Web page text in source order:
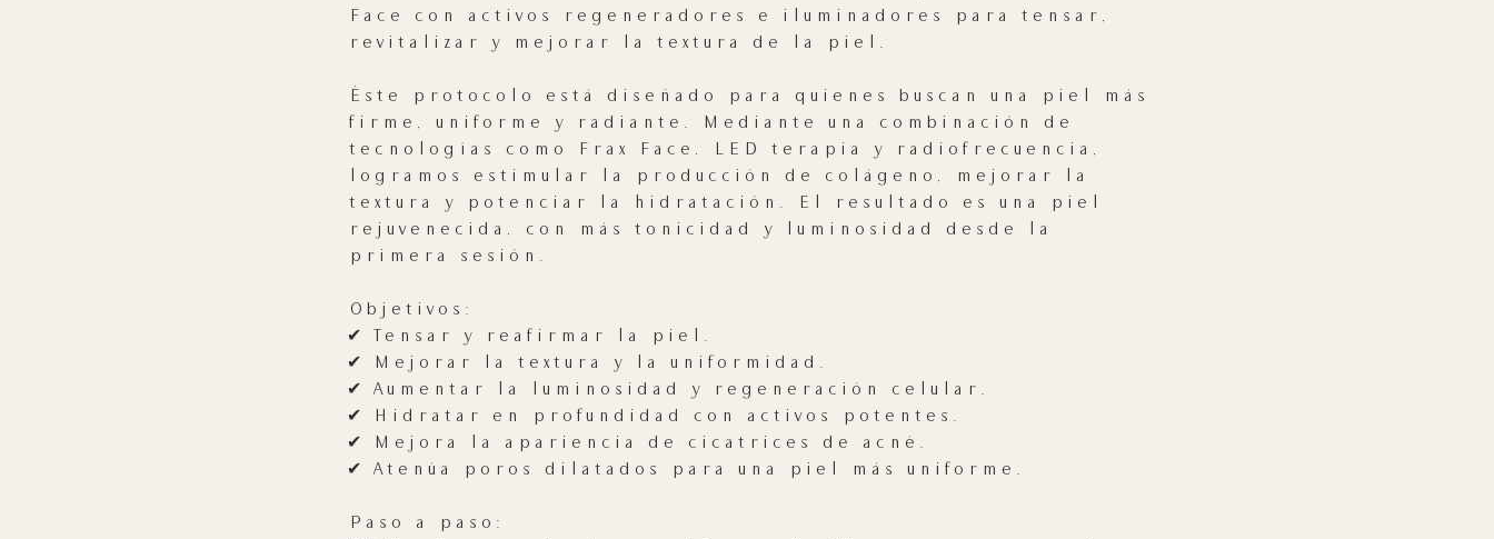
Face con activos regeneradores e iluminadores para tensar,
revitalizar y mejorar la textura de la piel.
Éste protocolo está diseñado para quienes buscan una piel más
firme, uniforme y radiante. Mediante una combinación de
tecnologías como Frax Face, LED terapia y radiofrecuencia,
logramos estimular la producción de colágeno, mejorar la
textura y potenciar la hidratación. El resultado es una piel
rejuvenecida, con más tonicidad y luminosidad desde la
primera sesión.
Objetivos:
✔ Tensar y reafirmar la piel.
✔ Mejorar la textura y la uniformidad.
✔ Aumentar la luminosidad y regeneración celular.
✔ Hidratar en profundidad con activos potentes.
✔ Mejora la apariencia de cicatrices de acné.
✔ Atenúa poros dilatados para una piel más uniforme.
Paso a paso: